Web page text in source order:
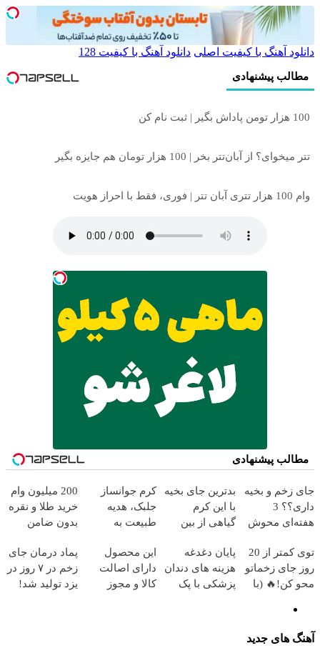
دانلود آهنگ با کیفیت اصلی دانلود آهنگ با کیفیت 128
مطالب پیشنهادی
100 هزار تومن پاداش بگیر | ثبت نام کن
تتر میخوای؟ از آبان‌تتر بخر | 100 هزار تومان هم جایزه بگیر
وام 100 هزار تتری آبان تتر | فوری، فقط با احراز هویت
مطالب پیشنهادی
جای زخم و بخیه
داری؟؟ 3
هفته‌ای محوش
بدترین جای بخیه
با این کرم
گیاهی از بین
رایگان)
کرم جوانساز
جلبک، هدیه
طبیعت به
تخفیف ویژه)
200 میلیون وام
خرید طلا و نقره
بدون ضامن
توی کمتر از 20
روز جای زخماتو
محو کن!🔥 (با
پایان دغدغه
هزینه های دندان
پزشکی با پک
این محصول
دارای اصالت
کالا و مجوز
پماد درمان جای
زخم در ۷ روز در
یزد تولید شد!
آهنگ های جدید